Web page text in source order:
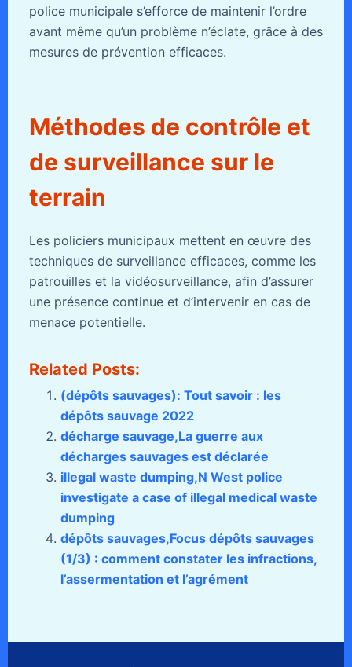
police municipale s’efforce de maintenir l’ordre
avant même qu’un problème n’éclate, grâce à des
mesures de prévention efficaces.
Méthodes de contrôle et
de surveillance sur le
terrain
Les policiers municipaux mettent en œuvre des
techniques de surveillance efficaces, comme les
patrouilles et la vidéosurveillance, afin d’assurer
une présence continue et d’intervenir en cas de
menace potentielle.
Related Posts:
(dépôts sauvages): Tout savoir : les
dépôts sauvage 2022
décharge sauvage,La guerre aux
décharges sauvages est déclarée
illegal waste dumping,N West police
investigate a case of illegal medical waste
dumping
dépôts sauvages,Focus dépôts sauvages
(1/3) : comment constater les infractions,
l’assermentation et l’agrément